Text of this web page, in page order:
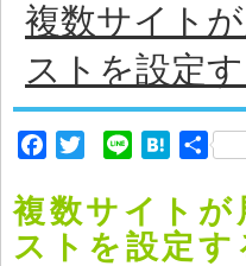
複数サイト
ストを設定
Facebook
Twitter Line Hatena
共
複数サイト
ストを設定す